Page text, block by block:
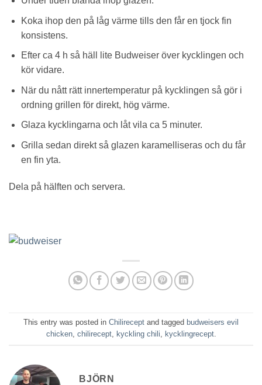
Koka ihop den på låg värme tills den får en tjock fin
konsistens.
Efter ca 4 h så häll lite Budweiser över kycklingen och
kör vidare.
När du nått rätt innertemperatur på kycklingen så gör i
ordning grillen för direkt, hög värme.
Glaza kycklingarna och låt vila ca 5 minuter.
Grilla sedan direkt så glazen karamelliseras och du får
en fin yta.
Dela på hälften och servera.
This entry was posted in Chilirecept and tagged budweisers evil
chicken, chilirecept, kyckling chili kycklingrecept.
BJÖRN